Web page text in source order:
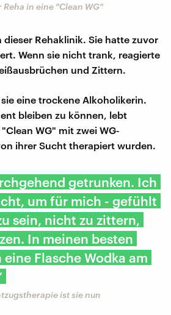
in eine "Clean WG"
dieser Rehaklinik. Sie hatte zuvor
Wenn sie nicht trank, reagierte
und Zittern.
eine trockene Alkoholikerin.
bleiben zu können, lebt
WG" mit zwei WG-
ihrer Sucht therapiert wurden.
getrunken. Ich
um für mich - gefühlt
sein, nicht zu zittern,
In meinen besten
Flasche Wodka am
ist sie nun